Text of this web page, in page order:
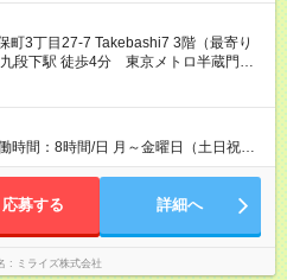
件は同条件です。 上記額にはみなし残
円~分）を含みます。※超過分は全額
は平均10時間/月程です。 【試用期
間の長さ：3ヶ月 雇用形態、給与は本
町3丁目27-7 Takebashi7 3階（最寄り
段下駅 徒歩4分 東京メトロ半蔵門
時間：8時間/日 月～金曜日（土日祝休
能です。お気軽にご相談ください♪
応募する 詳細へ
ミライズ株式会社